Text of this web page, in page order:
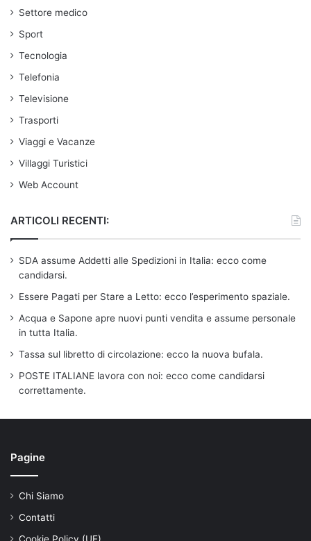
Settore medico
Sport
Tecnologia
Telefonia
Televisione
Trasporti
Viaggi e Vacanze
Villaggi Turistici
Web Account
ARTICOLI RECENTI:
SDA assume Addetti alle Spedizioni in Italia: ecco come
candidarsi.
Essere Pagati per Stare a Letto: ecco l’esperimento spaziale.
Acqua e Sapone apre nuovi punti vendita e assume personale
in tutta Italia.
Tassa sul libretto di circolazione: ecco la nuova bufala.
POSTE ITALIANE lavora con noi: ecco come candidarsi
correttamente.
Pagine
Chi Siamo
Contatti